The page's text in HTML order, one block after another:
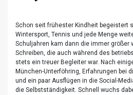
Schon seit frühester Kindheit begeistert
Wintersport, Tennis und jede Menge
Schuljahren kam dann die immer größer
Schreiben, die auch während des
stets ein treuer Begleiter war. Nach
München-Unterföhring, Erfahrungen bei
und ein paar Ausflügen in die Social-
die Selbstständigkeit. Schnell wuchs